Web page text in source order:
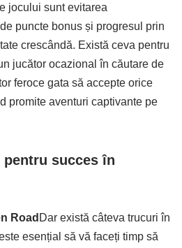
jocului sunt evitarea
puncte bonus și progresul prin
crescândă. Există ceva pentru
jucător ocazional în căutare de
feroce gata să accepte orice
promite aventuri captivante pe
succes în
Road Dar există câteva trucuri în
esențial să vă faceți timp să